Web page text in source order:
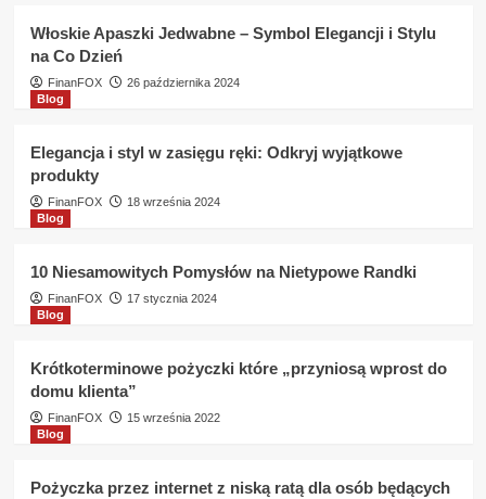
w
Euro
Providus
Włoskie Apaszki Jedwabne – Symbol Elegancji i Stylu
na Co Dzień
FinanFOX
26 października 2024
Blog
Elegancja i styl w zasięgu ręki: Odkryj wyjątkowe
produkty
FinanFOX
18 września 2024
Blog
10 Niesamowitych Pomysłów na Nietypowe Randki
FinanFOX
17 stycznia 2024
Blog
Krótkoterminowe pożyczki które „przyniosą wprost do
domu klienta”
FinanFOX
15 września 2022
Blog
Pożyczka przez internet z niską ratą dla osób będących